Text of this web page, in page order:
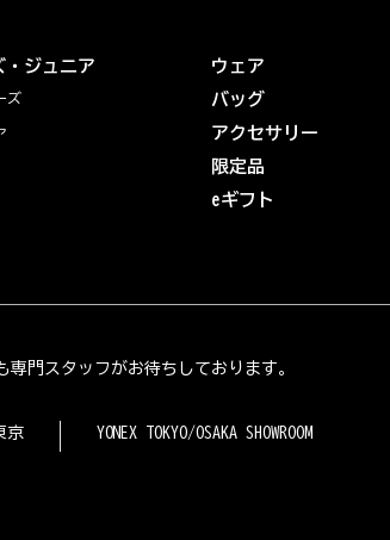
・ジュニア
ズ
ウェア
バッグ
アクセサリー
限定品
eギフト
門スタッフがお待ちしております。
京 YONEX TOKYO/OSAKA SHOWROOM